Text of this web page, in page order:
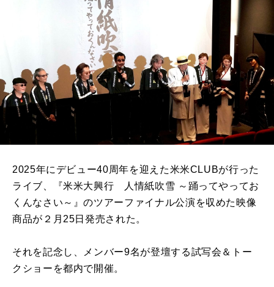
2025年にデビュー40周年を迎えた米米CLUBが行った
ライブ、『米米大興行 人情紙吹雪 ～踊ってやってお
くんなさい～』のツアーファイナル公演を収めた映像
商品が２月25日発売された。
それを記念し、メンバー9名が登壇する試写会＆トー
クショーを都内で開催。